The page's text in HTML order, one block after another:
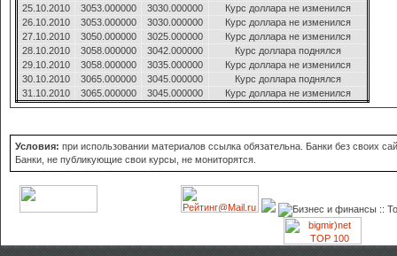
25.10.2010
3053.000000 3030.000000
Курс доллара не изменился
26.10.2010
3053.000000 3030.000000
Курс доллара не изменился
27.10.2010
3050.000000 3025.000000
Курс доллара не изменился
28.10.2010
3058.000000 3042.000000
Курс доллара поднялся
29.10.2010
3058.000000 3035.000000
Курс доллара не изменился
30.10.2010
3065.000000 3045.000000
Курс доллара поднялся
31.10.2010
3065.000000 3045.000000 Курс доллара не изменился
Условия: при использовании материалов ссылка обязательна. Банки без своих
Банки, не публикующие свои курсы, не мониторятся.